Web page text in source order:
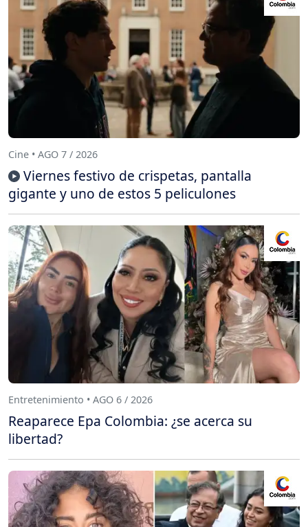
Cine • AGO 7 / 2026
Viernes festivo de crispetas, pantalla
gigante y uno de estos 5 peliculones
Entretenimiento • AGO 6 / 2026
Reaparece Epa Colombia: ¿se acerca su
libertad?